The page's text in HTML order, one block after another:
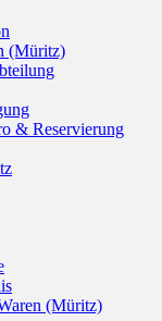
(Müritz)
& Reservierung
(Müritz)